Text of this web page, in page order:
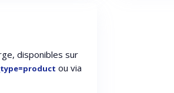
disponibles sur
ou via